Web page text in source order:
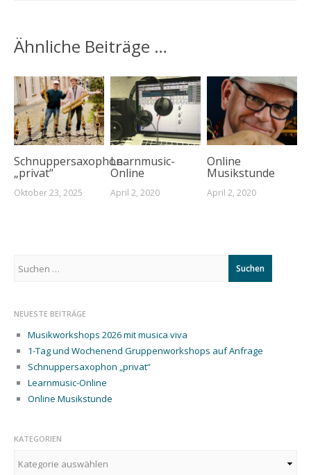
SAX.-SOUND
SAXOPHON-
KAMMERMUSIK IM
QUARTETT ODER
TRIO
SAX-BIGBAND &
ENSEMBLES
JAZZSTANDARDS IN
VERANSTALTUNGEN
TERMINE 2023
FOTOKALENDER
2026
„RHYTHMISCH
FIT“
ANMELDUNG –
Ähnliche Beiträge …
Schnuppersaxophon
„privat“
Oktober 23, 2025
Learnmusic-
Online
April 2, 2020
Online
Musikstunde
April 2, 2020
nach:
NEUESTE BEITRÄGE
Musikworkshops 2026 mit musica viva
1-Tag und Wochenend Gruppenworkshops auf Anfrage
Schnuppersaxophon „privat“
Learnmusic-Online
Online Musikstunde
KATEGORIEN